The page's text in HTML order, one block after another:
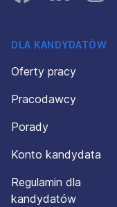
DLA KANDYDATÓW
Oferty pracy
Pracodawcy
Porady
Konto kandydata
Regulamin dla
kandydatów